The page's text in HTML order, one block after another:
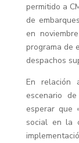
permitido a
de
en
programa de
despachos
En relación
escenario
esperar que
social en la